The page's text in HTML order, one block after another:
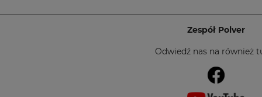
Zespół Polver
Odwiedź nas na również